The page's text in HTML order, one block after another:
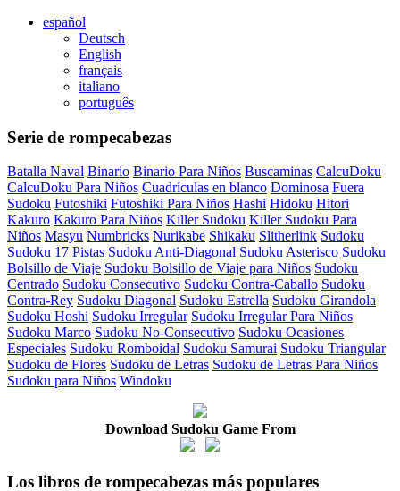
español
Deutsch
English
français
italiano
português
Serie de rompecabezas
Batalla Naval Binario Binario Para Niños Buscaminas CalcuDoku
CalcuDoku Para Niños Cuadrículas en blanco Dominosa Fuera
Sudoku Futoshiki Futoshiki Para Niños Hashi Hidoku Hitori
Kakuro Kakuro Para Niños Killer Sudoku Killer Sudoku Para
Niños Masyu Numbricks Nurikabe Shikaku Slitherlink Sudoku
Sudoku 17 Pistas Sudoku Anti-Diagonal Sudoku Asterisco Sudoku
Bolsillo de Viaje Sudoku Bolsillo de Viaje para Niños Sudoku
Centrado Sudoku Consecutivo Sudoku Contra-Caballo Sudoku
Contra-Rey Sudoku Diagonal Sudoku Estrella Sudoku Girandola
Sudoku Hoshi Sudoku Irregular Sudoku Irregular Para Niños
Sudoku Marco Sudoku No-Consecutivo Sudoku Ocasiones
Especiales Sudoku Romboidal Sudoku Samurai Sudoku Triangular
Sudoku de Flores Sudoku de Letras Sudoku de Letras Para Niños
Sudoku para Niños Windoku
Download Sudoku Game From
Los libros de rompecabezas más populares